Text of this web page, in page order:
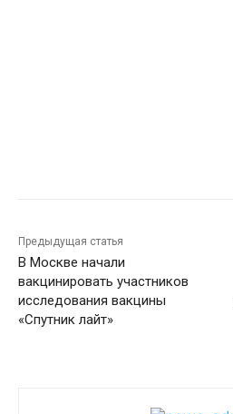
Предыдущая статья
В Москве начали
вакцинировать участников
исследования вакцины
«Спутник лайт»